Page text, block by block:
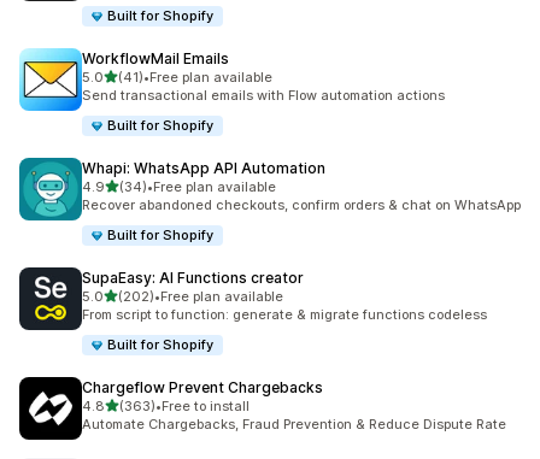
Built for Shopify
WorkflowMail Emails
5.05つ星中
(41)
合計レビュー数：41件
•Free plan available
Send transactional emails with Flow automation actions
Built for Shopify
Whapi: WhatsApp API Automation
4.95つ星中
(34)
合計レビュー数：34件
•Free plan available
Recover abandoned checkouts, confirm orders & chat on WhatsApp
Built for Shopify
SupaEasy: AI Functions creator
5.05つ星中
(202)
合計レビュー数：202件
•Free plan available
From script to function: generate & migrate functions codeless
Built for Shopify
Chargeflow Prevent Chargebacks
4.85つ星中
(363)
合計レビュー数：363件
•Free to install
Automate Chargebacks, Fraud Prevention & Reduce Dispute Rate